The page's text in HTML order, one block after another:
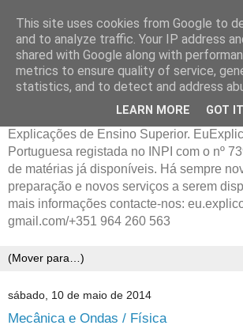
Explicações de Ensino Superior.
Portuguesa registada no INPI com o nº
de matérias já disponíveis. Há sempre
preparação e novos serviços a serem
mais informações contacte-nos:
gmail.com/+351 964 260 563
sábado, 10 de maio de 2014
Mecânica e Ondas / Física
This site uses cookies from Google to
and to analyze traffic. Your IP address
shared with Google along with
metrics to ensure quality of service,
statistics, and to detect and address
LEARN MORE GOT IT